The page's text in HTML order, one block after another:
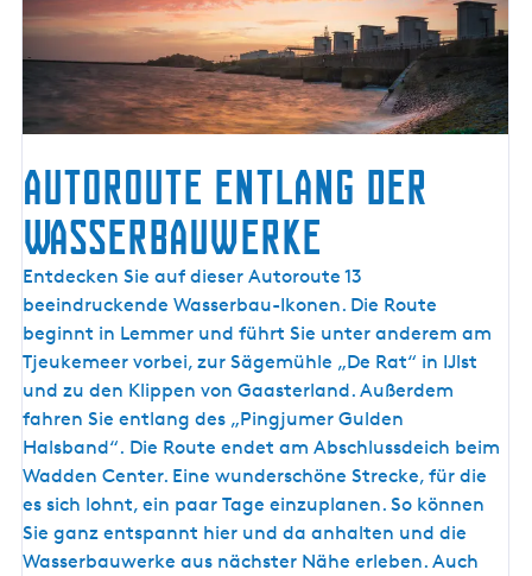
Autoroute entlang der
Wasserbauwerke
A
u
t
o
r
o
u
t
e
e
n
Entdecken Sie auf dieser Autoroute 13
beeindruckende Wasserbau-Ikonen. Die Route
beginnt in Lemmer und führt Sie unter anderem am
Tjeukemeer vorbei, zur Sägemühle „De Rat“ in IJlst
und zu den Klippen von Gaasterland. Außerdem
fahren Sie entlang des „Pingjumer Gulden
Halsband“. Die Route endet am Abschlussdeich beim
Wadden Center. Eine wunderschöne Strecke, für die
es sich lohnt, ein paar Tage einzuplanen. So können
Sie ganz entspannt hier und da anhalten und die
Wasserbauwerke aus nächster Nähe erleben. Auch